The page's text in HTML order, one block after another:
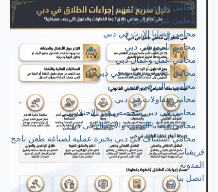
محامي تعويضات في دبي
محامي شركات في دبي
محامي قضايا الإرث في دبي
محامي تامين في دبي
محامي عمل وعمال دبي
محامي علامات تجارية في دبي
محامي مالي في دبي
محامي مقاولات في دبي
محامي في دبي متخصص في الاختلاس
محامي قضايا النصب والاحتيال في دبي
محامي استئناف في دبي بخبرة عملية لصياغة طعن ناجح
فريقنا
المدونة
اتصل بنا